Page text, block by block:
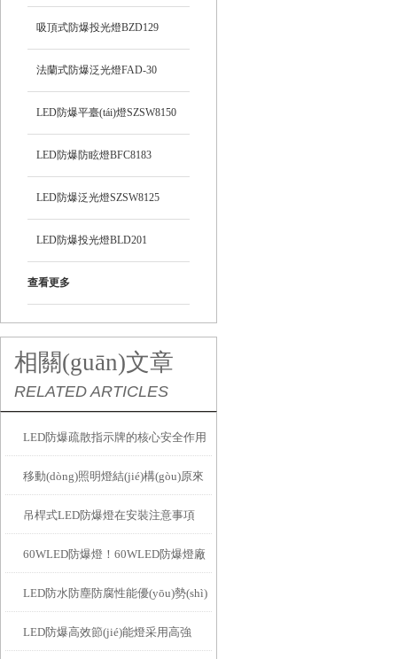
吸頂式防爆投光燈BZD129
法蘭式防爆泛光燈FAD-30
LED防爆平臺(tái)燈SZSW8150
LED防爆防眩燈BFC8183
LED防爆泛光燈SZSW8125
LED防爆投光燈BLD201
查看更多
相關(guān)文章
RELATED ARTICLES
LED防爆疏散指示牌的核心安全作用
移動(dòng)照明燈結(jié)構(gòu)原來
(lái)還有這些特點(diǎn)
吊桿式LED防爆燈在安裝注意事項
(xiàng)
60WLED防爆燈！60WLED防爆燈廠
家、價(jià)格
LED防水防塵防腐性能優(yōu)勢(shì)
有哪些呢
LED防爆高效節(jié)能燈采用高強